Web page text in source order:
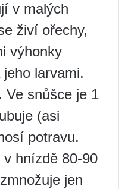
v malých
živí ořechy,
výhonky
larvami.
Ve snůšce je 1
(asi
potravu.
hnízdě 80-90
jen